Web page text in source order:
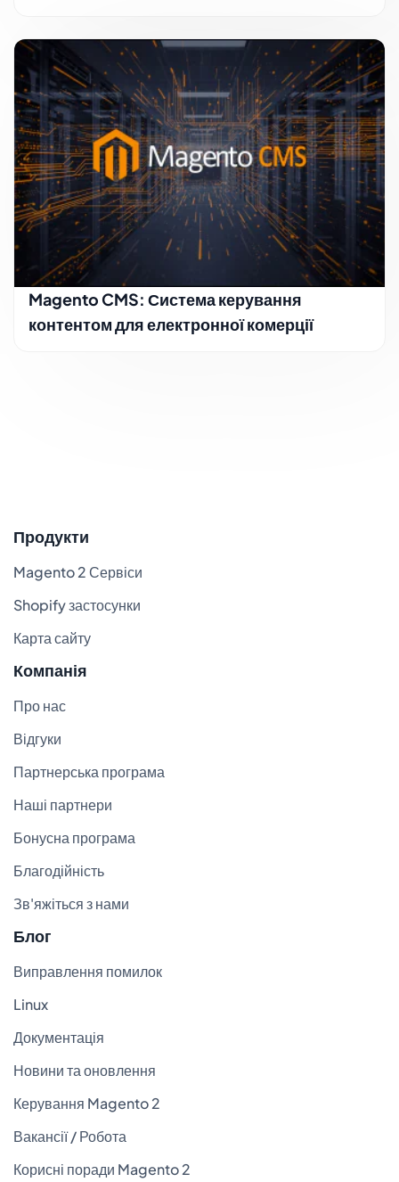
Magento CMS: Система керування
контентом для електронної комерції
Продукти
Magento 2 Сервіси
Shopify застосунки
Карта сайту
Компанія
Про нас
Відгуки
Партнерська програма
Наші партнери
Бонусна програма
Благодійність
Зв'яжіться з нами
Блог
Виправлення помилок
Linux
Документація
Новини та оновлення
Керування Magento 2
Вакансії / Робота
Корисні поради Magento 2